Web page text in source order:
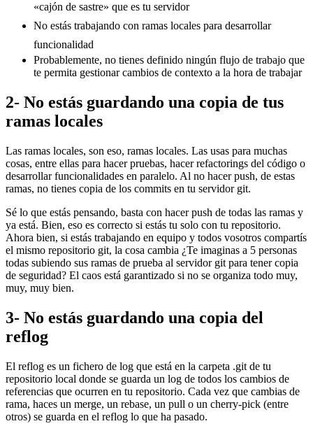
«cajón de sastre» que es tu servidor
No estás trabajando con ramas locales para desarrollar
funcionalidad
Probablemente, no tienes definido ningún flujo de trabajo que
te permita gestionar cambios de contexto a la hora de trabajar
2- No estás guardando una copia de tus
ramas locales
Las ramas locales, son eso, ramas locales. Las usas para muchas
cosas, entre ellas para hacer pruebas, hacer refactorings del código o
desarrollar funcionalidades en paralelo. Al no hacer push, de estas
ramas, no tienes copia de los commits en tu servidor git.
Sé lo que estás pensando, basta con hacer push de todas las ramas y
ya está. Bien, eso es correcto si estás tu solo con tu repositorio.
Ahora bien, si estás trabajando en equipo y todos vosotros compartís
el mismo repositorio git, la cosa cambia ¿Te imaginas a 5 personas
todas subiendo sus ramas de prueba al servidor git para tener copia
de seguridad? El caos está garantizado si no se organiza todo muy,
muy, muy bien.
3- No estás guardando una copia del
reflog
El reflog es un fichero de log que está en la carpeta .git de tu
repositorio local donde se guarda un log de todos los cambios de
referencias que ocurren en tu repositorio. Cada vez que cambias de
rama, haces un merge, un rebase, un pull o un cherry-pick (entre
otros) se guarda en el reflog lo que ha pasado.